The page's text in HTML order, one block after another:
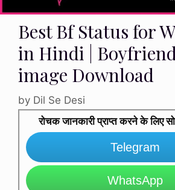
Best Bf Status for
in Hindi |
image Download
by Dil Se Desi
रोचक जानकारी प्राप्त करने के लिए
Telegram
WhatsApp